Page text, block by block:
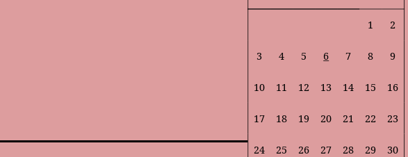
1 2
3 4 5 6 7 8 9
10 11 12 13 14 15 16
17 18 19 20 21 22 23
24 25 26 27 28 29 30